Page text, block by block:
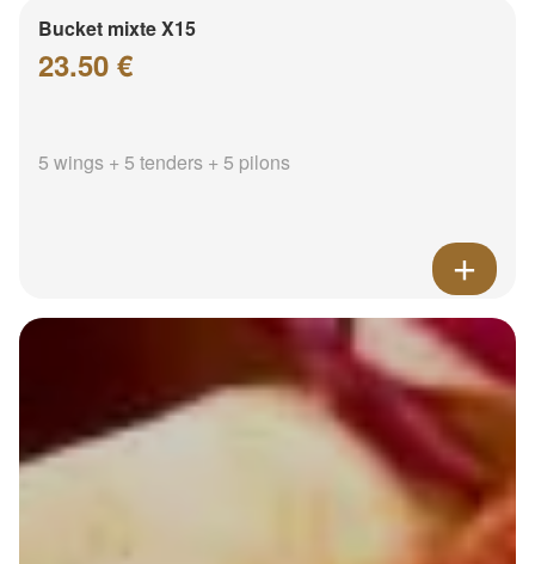
Bucket mixte X15
23.50 €
5 wings + 5 tenders + 5 pilons